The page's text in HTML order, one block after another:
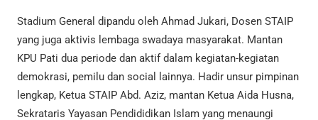
Stadium General dipandu oleh Ahmad Jukari, Dosen STAIP
yang juga aktivis lembaga swadaya masyarakat. Mantan
KPU Pati dua periode dan aktif dalam kegiatan-kegiatan
demokrasi, pemilu dan social lainnya. Hadir unsur pimpinan
lengkap, Ketua STAIP Abd. Aziz, mantan Ketua Aida Husna,
Sekrataris Yayasan Pendididikan Islam yang menaungi